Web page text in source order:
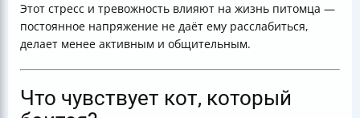
Этот стресс и тревожность влияют на жизнь питомца —
постоянное напряжение не даёт ему расслабиться,
делает менее активным и общительным.
Что чувствует кот, который